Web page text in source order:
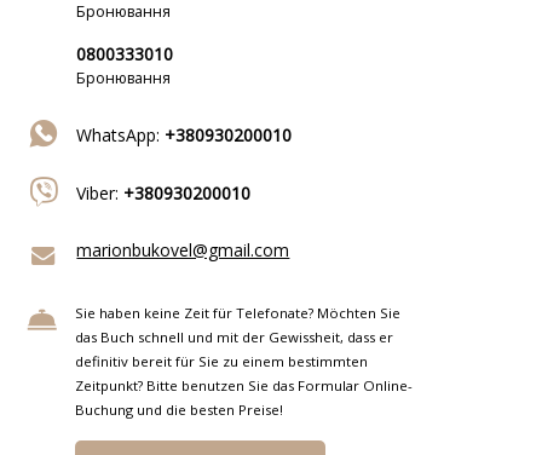
Бронювання
0800333010
Бронювання
WhatsApp: +380930200010
Viber: +380930200010
marionbukovel@gmail.com
Sie haben keine Zeit für Telefonate? Möchten Sie
das Buch schnell und mit der Gewissheit, dass er
definitiv bereit für Sie zu einem bestimmten
Zeitpunkt? Bitte benutzen Sie das Formular Online-
Buchung und die besten Preise!